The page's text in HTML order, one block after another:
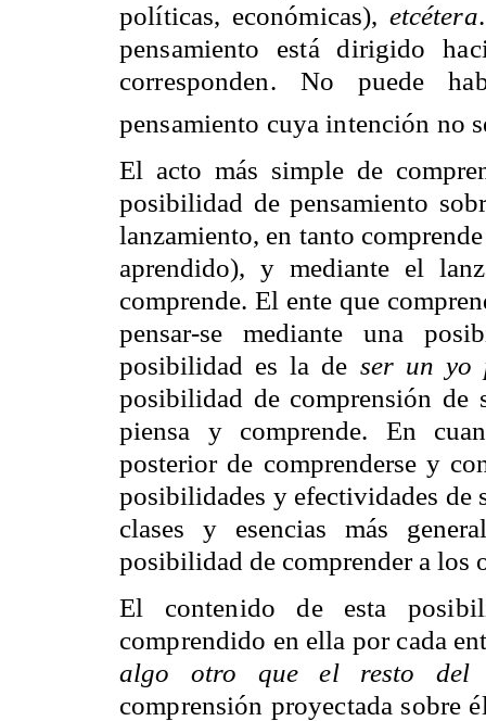
políticas, económicas), etcétera
pensamiento está dirigido
corresponden. No puede
pensamiento cuya intención no
El acto más simple de
posibilidad de pensamiento
lanzamiento, en tanto
aprendido), y mediante el
comprende. El ente que
pensar-se mediante una
posibilidad es la de ser un
posibilidad de comprensión de
piensa y comprende. En
posterior de comprenderse y
posibilidades y efectividades de
clases y esencias más
posibilidad de comprender a los
El contenido de esta
comprendido en ella por cada
algo otro que el resto del
comprensión proyectada sobre